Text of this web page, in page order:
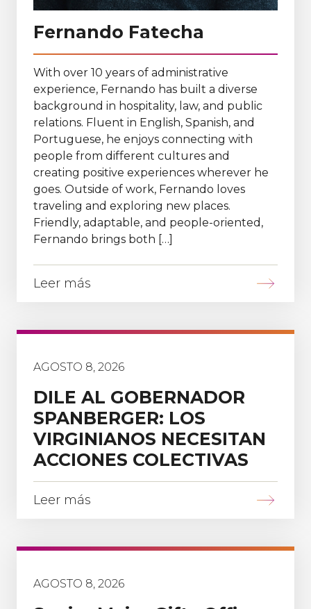
Fernando Fatecha
With over 10 years of administrative
experience, Fernando has built a diverse
background in hospitality, law, and public
relations. Fluent in English, Spanish, and
Portuguese, he enjoys connecting with
people from different cultures and
creating positive experiences wherever he
goes. Outside of work, Fernando loves
traveling and exploring new places.
Friendly, adaptable, and people-oriented,
Fernando brings both […]
Leer más
AGOSTO 8, 2026
DILE AL GOBERNADOR
SPANBERGER: LOS
VIRGINIANOS NECESITAN
ACCIONES COLECTIVAS
Leer más
AGOSTO 8, 2026